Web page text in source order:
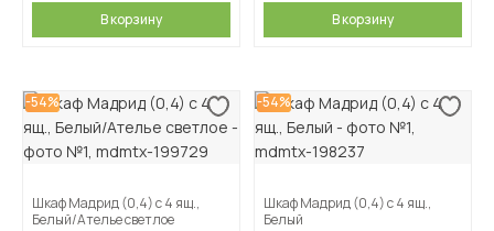
В корзину В корзину
-54%
Шкаф Мадрид (0,4) с 4 ящ.,
Белый/Ателье светлое
-54%
Шкаф Мадрид (0,4) с 4 ящ.,
Белый